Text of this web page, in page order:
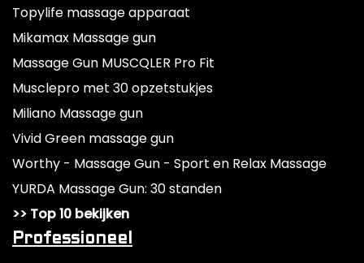
Topylife massage apparaat
Mikamax Massage gun
Massage Gun MUSCQLER Pro Fit
Musclepro met 30 opzetstukjes
Miliano Massage gun
Vivid Green massage gun
Worthy - Massage Gun - Sport en Relax Massage
YURDA Massage Gun: 30 standen
>> Top 10 bekijken
Professioneel